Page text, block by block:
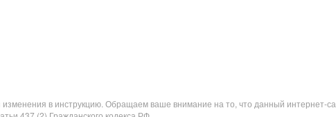
в инструкцию. Обращаем ваше внимание на то, что данный интернет-